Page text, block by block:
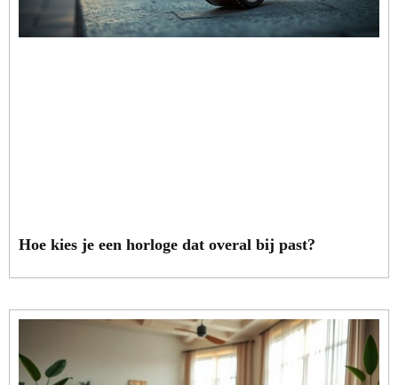
Hoe kies je een horloge dat overal bij past?